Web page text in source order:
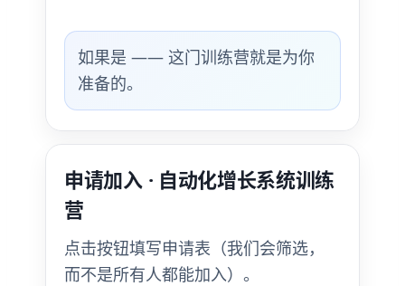
如果是 —— 这门训练营就是为你
准备的。
申请加入 · 自动化增长系统训练
营
点击按钮填写申请表（我们会筛选，
而不是所有人都能加入）。